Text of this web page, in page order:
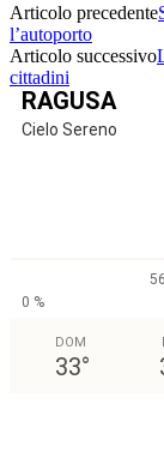
Articolo precedente
l’autoporto
Articolo successivo
cittadini
RAGUSA
Cielo Sereno
0 %
DOM
33°